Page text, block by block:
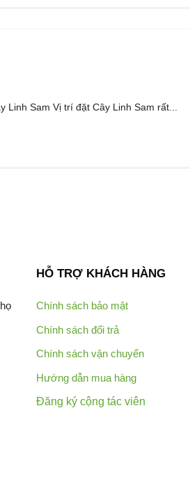
Linh Sam Vị trí đặt Cây Linh Sam rất...
HỖ TRỢ KHÁCH HÀNG
Chính sách bảo mật
Chính sách đổi trả
Chính sách vận chuyển
Hướng dẫn mua hàng
Đăng ký cộng tác viên